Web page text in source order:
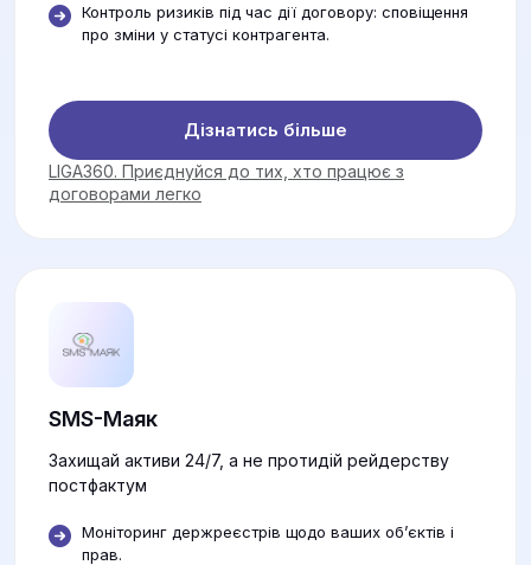
Контроль ризиків під час дії договору: сповіщення
про зміни у статусі контрагента.
Дізнатись більше
LIGA360. Приєднуйся до тих, хто працює з
договорами легко
SMS-Маяк
Захищай активи 24/7, а не протидій рейдерству
постфактум
Моніторинг держреєстрів щодо ваших об’єктів і
прав.